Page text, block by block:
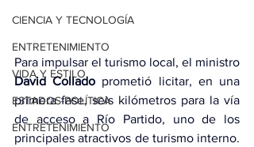
CIENCIA Y TECNOLOGÍA
ENTRETENIMIENTO
VIDA Y ESTILO
ESTADOS-POLÍTICA
ENTRETENIMIENTO
David Collado prometió licitar, en una
primera fase, seis kilómetros para la vía
de acceso a Río Partido, uno de los
principales atractivos de turismo interno.